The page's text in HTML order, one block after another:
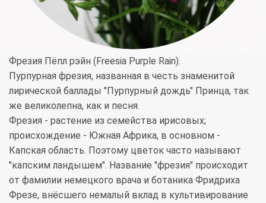
Фрезия Пёпл рэйн (Freesia Purple Rain).
Пурпурная фрезия, названная в честь знаменитой
лирической баллады "Пурпурный дождь" Принца, так
же великолепна, как и песня.
Фрезия - растение из семейства ирисовых;
происхождение - Южная Африка, в основном -
Капская область. Поэтому цветок часто называют
"капским ландышем". Название "фрезия" происходит
от фамилии немецкого врача и ботаника Фридриха
Фрезе, внёсшего немалый вклад в культивирование